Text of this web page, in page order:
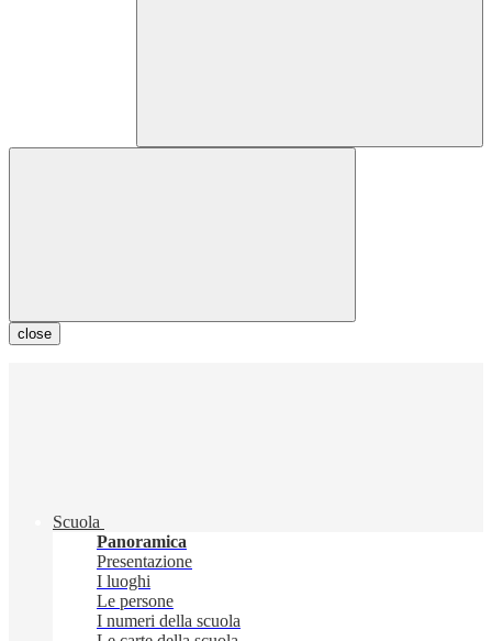
close
Scuola
Panoramica
Presentazione
I luoghi
Le persone
I numeri della scuola